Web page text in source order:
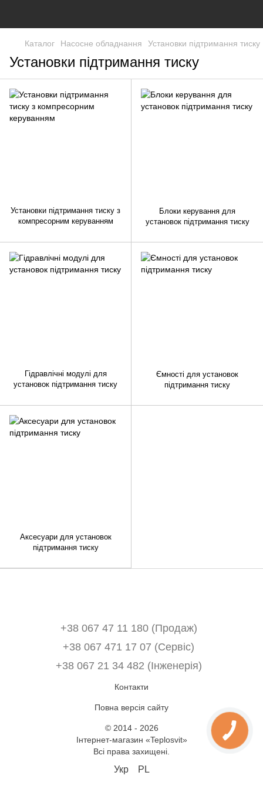
Каталог Насосне обладнання Установки підтримання тиску
Установки підтримання тиску
Установки підтримання тиску з
компресорним керуванням
Блоки керування для
установок підтримання тиску
Гідравлічні модулі для
установок підтримання тиску
Ємності для установок
підтримання тиску
Аксесуари для установок
підтримання тиску
+38 067 47 11 180 (Продаж)
+38 067 471 17 07 (Сервіс)
‎+38 067 21 34 482 (Інженерія)
Контакти
Повна версія сайту
© 2014 - 2026
Інтернет-магазин «Teplosvit»
Всі права захищені.
Укр PL